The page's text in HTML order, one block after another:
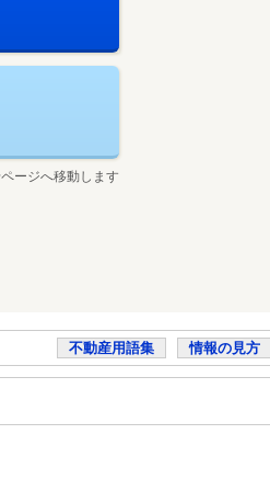
ージへ移動します
不動産用語集 情報の見方